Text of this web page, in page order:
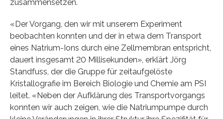
zusammensetzen.
«Der Vorgang, den wir mit unserem Experiment
beobachten konnten und der in etwa dem Transport
eines Natrium-Ions durch eine Zellmembran entspricht,
dauert insgesamt 20 Millisekunden», erklärt Jörg
Standfuss, der die Gruppe für zeitaufgelöste
Kristallografie im Bereich Biologie und Chemie am PSI
leitet. «Neben der Aufklärung des Transportvorgangs
konnten wir auch zeigen, wie die Natriumpumpe durch